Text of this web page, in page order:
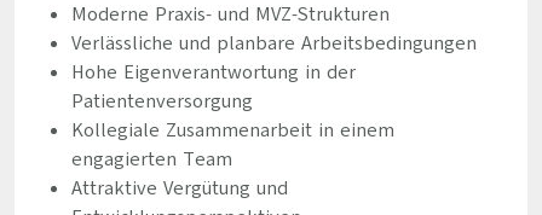
Moderne Praxis- und MVZ-Strukturen
Verlässliche und planbare Arbeitsbedingungen
Hohe Eigenverantwortung in der
Patientenversorgung
Kollegiale Zusammenarbeit in einem
engagierten Team
Attraktive Vergütung und